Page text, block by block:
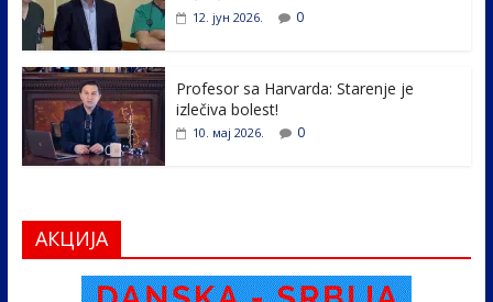
12. јун 2026. 0
Profesor sa Harvarda: Starenje je
izlečiva bolest!
10. мај 2026. 0
АКЦИЈА